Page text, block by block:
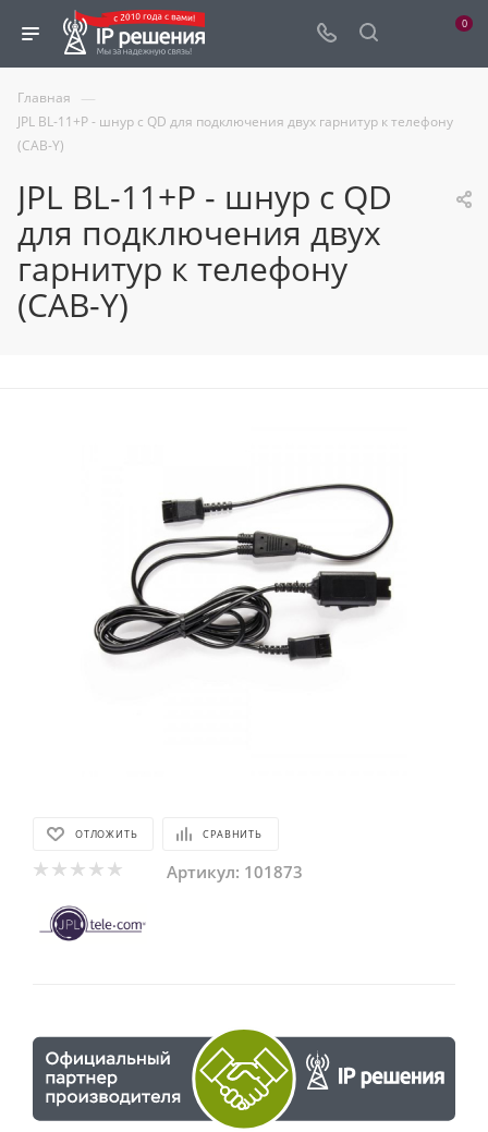
0
Главная —
JPL BL-11+P - шнур с QD для подключения двух гарнитур к телефону
(CAB-Y)
JPL BL-11+P - шнур с QD
для подключения двух
гарнитур к телефону
(CAB-Y)
ОТЛОЖИТЬ СРАВНИТЬ
Артикул: 101873